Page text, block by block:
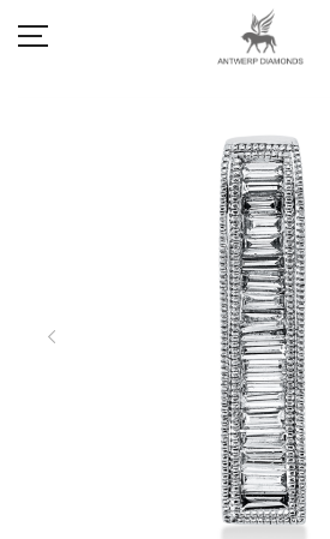
ANTWERP DIAMONDS LUXURY
3D TRAURINGKONFIGURATION